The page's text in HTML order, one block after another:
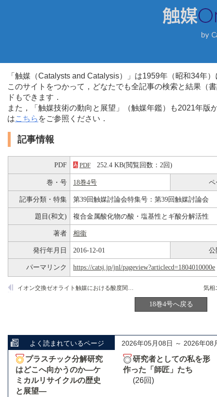
「触媒（Catalysts and Catalysis）」は1959年（昭和34年
このサイトをつかって，どなたでも全記事の検索と結果（
ドもできます．
また，「触媒技術の動向と展望」（触媒年鑑）も2021年
はこちら をご参照ください．
記事情報
PDF PDF 252.4 KB(閲覧回数：2回)
巻・号 18巻4号 ペ
記事分類・特集 第39回触媒討論会特集号：第39回触媒討論会
題目(和文) 複合金属酸化物の酸・塩基性とギ酸分解活性
著者 相衞
発行年月日 2016-12-01 公
パーマリンク https://catsj.jp/jnl/pageview?articlecd=1804010000e
イオン交換ゼオライト触媒における酸度関数H
18巻4号へ戻る
よく読まれているページ 2026年05月08日 ～ 2026年08
プラスチック分解研究
はどこへ向かうのか―ケ
ミカルリサイクルの歴史
と展望―
研究者としての私を形
作った「師匠」たち
(26回)